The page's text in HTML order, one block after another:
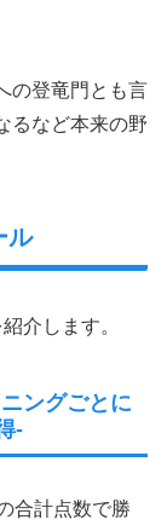
の登竜門とも言
るなど本来の野
ル
介します。
ングごとに
-
合計点数で勝